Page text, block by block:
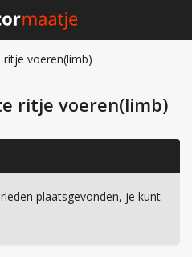
voeren(limb)
ritje voeren(limb)
plaatsgevonden, je kunt
×